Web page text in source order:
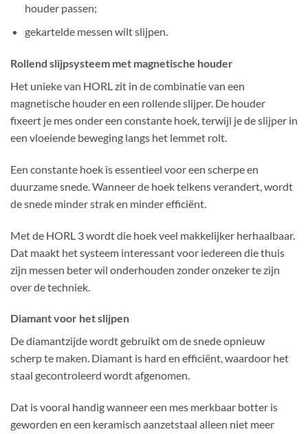
houder passen;
gekartelde messen wilt slijpen.
Rollend slijpsysteem met magnetische houder
Het unieke van HORL zit in de combinatie van een
magnetische houder en een rollende slijper. De houder
fixeert je mes onder een constante hoek, terwijl je de slijper in
een vloeiende beweging langs het lemmet rolt.
Een constante hoek is essentieel voor een scherpe en
duurzame snede. Wanneer de hoek telkens verandert, wordt
de snede minder strak en minder efficiënt.
Met de HORL 3 wordt die hoek veel makkelijker herhaalbaar.
Dat maakt het systeem interessant voor iedereen die thuis
zijn messen beter wil onderhouden zonder onzeker te zijn
over de techniek.
Diamant voor het slijpen
De diamantzijde wordt gebruikt om de snede opnieuw
scherp te maken. Diamant is hard en efficiënt, waardoor het
staal gecontroleerd wordt afgenomen.
Dat is vooral handig wanneer een mes merkbaar botter is
geworden en een keramisch aanzetstaal alleen niet meer